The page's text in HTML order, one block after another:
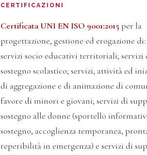
CERTIFICAZIONI
Certificata UNI EN ISO 9001:2015 per la
progettazione, gestione ed erogazione di:
servizi socio educativi territoriali; servizi
sostegno scolastico; servizi, attività ed
di aggregazione e di animazione di
favore di minori e giovani; servizi di
sostegno alle donne (sportello
sostegno, accoglienza temporanea,
reperibilità in emergenza) e servizi di